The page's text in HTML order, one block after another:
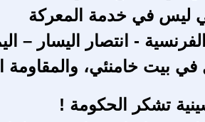
ليس في خدمة المعركة
الفرنسية - انتصار اليسار –
بيت خامنئي، والمقاومة
تشكر الحكومة !